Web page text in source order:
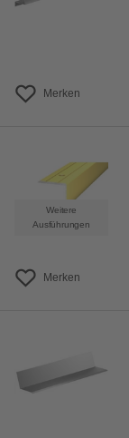
Merken
Weitere
Ausführungen
Merken